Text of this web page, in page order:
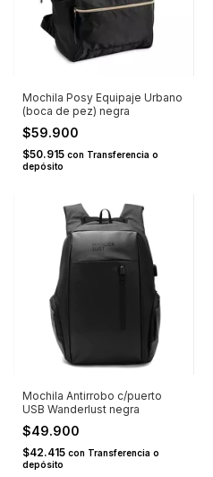
Mochila Posy Equipaje Urbano
(boca de pez) negra
$59.900
$50.915 con Transferencia o
depósito
Mochila Antirrobo c/puerto
USB Wanderlust negra
$49.900
$42.415 con Transferencia o
depósito